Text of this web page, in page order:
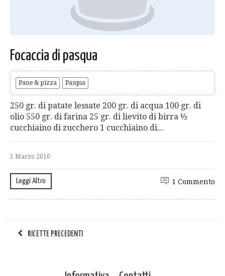
Focaccia di pasqua
Pane & pizza Pasqua
250 gr. di patate lessate 200 gr. di acqua 100 gr. di
olio 550 gr. di farina 25 gr. di lievito di birra ½
cucchiaino di zucchero 1 cucchiaino di...
1 Marzo 2010
Leggi Altro 1 Commento
RICETTE PRECEDENTI